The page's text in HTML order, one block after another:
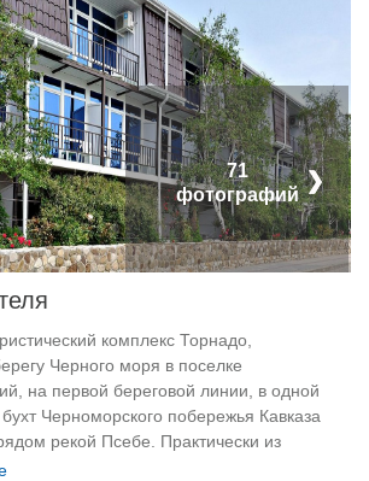
71
фотографий
комплекс Торнадо,
Черного моря в поселке
на первой береговой линии, в одной
Черноморского побережья Кавказа
рекой Псебе. Практически из
великолепные пейзажи с